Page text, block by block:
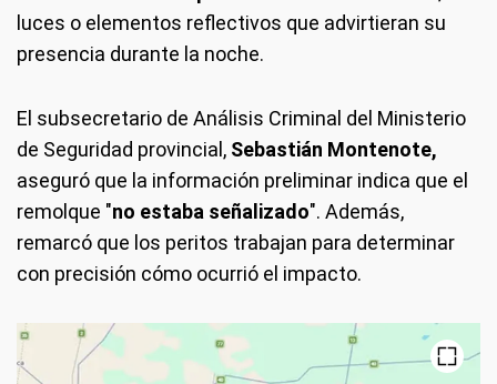
luces o elementos reflectivos que advirtieran su
presencia durante la noche.
El subsecretario de Análisis Criminal del Ministerio
de Seguridad provincial, Sebastián Montenote,
aseguró que la información preliminar indica que el
remolque "no estaba señalizado". Además,
remarcó que los peritos trabajan para determinar
con precisión cómo ocurrió el impacto.